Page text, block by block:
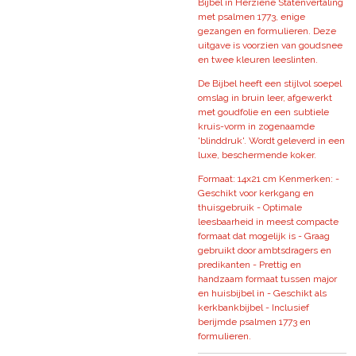
Bijbel in Herziene Statenvertaling
met psalmen 1773, enige
gezangen en formulieren. Deze
uitgave is voorzien van goudsnee
en twee kleuren leeslinten.
De Bijbel heeft een stijlvol soepel
omslag in bruin leer, afgewerkt
met goudfolie en een subtiele
kruis-vorm in zogenaamde
'blinddruk'. Wordt geleverd in een
luxe, beschermende koker.
Formaat: 14x21 cm Kenmerken: -
Geschikt voor kerkgang en
thuisgebruik - Optimale
leesbaarheid in meest compacte
formaat dat mogelijk is - Graag
gebruikt door ambtsdragers en
predikanten - Prettig en
handzaam formaat tussen major
en huisbijbel in - Geschikt als
kerkbankbijbel - Inclusief
berijmde psalmen 1773 en
formulieren.